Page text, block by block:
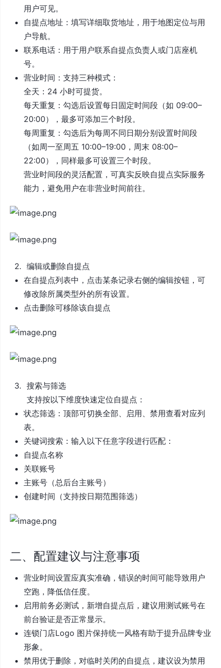
用户可见。
自提点地址：填写详细取货地址，用于地图定位与用
户导航。
联系电话：用于用户联系自提点负责人或门店座机
号。
营业时间：支持三种模式：
全天：24 小时可提货。
每天重复：勾选后设置每日固定时间段（如 09:00–
20:00），最多可添加三个时段。
每周重复：勾选后为每周不同日期分别设置时间段
（如周一至周五 10:00–19:00，周末 08:00–
22:00），同样最多可设置三个时段。
营业时间段的灵活配置，可真实反映自提点实际服务
能力，避免用户在非营业时间前往。
编辑或删除自提点
在自提点列表中，点击某条记录右侧的编辑按钮，可
修改除所属类型外的所有设置。
点击删除可移除该自提点
搜索与筛选
支持按以下维度快速定位自提点：
状态筛选：顶部可切换全部、启用、禁用查看对应列
表。
关键词搜索：输入以下任意字段进行匹配：
自提点名称
关联账号
主账号（总后台主账号）
创建时间（支持按日期范围筛选）
二、配置建议与注意事项
营业时间设置应真实准确，错误的时间可能导致用户
空跑，降低信任度。
启用前务必测试，新增自提点后，建议用测试账号在
前台验证是否正常显示。
连锁门店Logo 图片保持统一风格有助于提升品牌专业
形象。
禁用优于删除，对临时关闭的自提点，建议设为禁用